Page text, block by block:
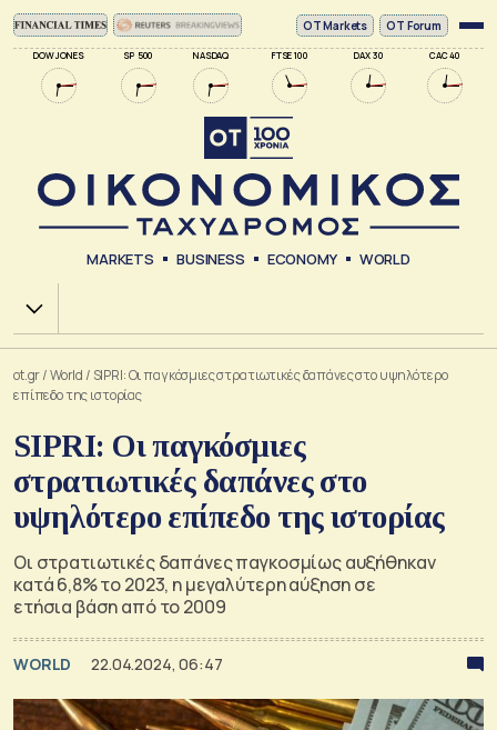
DOW JONES SP 500 NASDAQ FTSE 100 DAX 30 CAC 40
ΟΤ Markets OT Forum
MARKETS BUSINESS ECONOMY WORLD
Χ.Α.
ot.gr/World / SIPRI: Οι παγκόσμιες στρατιωτικές δαπάνες στο υψηλότερο
επίπεδο της ιστορίας
SIPRI: Οι παγκόσμιες
στρατιωτικές δαπάνες στο
υψηλότερο επίπεδο της ιστορίας
Οι στρατιωτικές δαπάνες παγκοσμίως αυξήθηκαν
κατά 6,8% το 2023, η μεγαλύτερη αύξηση σε
ετήσια βάση από το 2009
WORLD 22.04.2024, 06:47